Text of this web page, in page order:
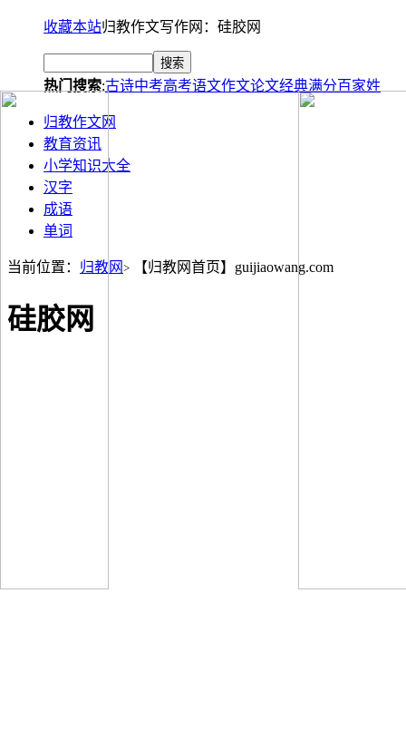
收藏本站归教作文写作网：硅胶网
热门搜索:古诗中考高考语文作文论文经典满分百家姓
归教作文网
教育资讯
小学知识大全
汉字
成语
单词
当前位置： 归教网 > 【归教网首页】guijiaowang.com
硅胶网